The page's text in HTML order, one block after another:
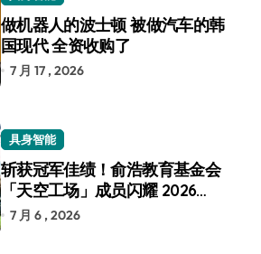
做机器人的波士顿 被做汽车的韩
国现代 全资收购了
7 月 17 , 2026
具身智能
斩获冠军佳绩！俞浩教育基金会
「天空工场」成员闪耀 2026
RoboCup 机器人世界杯
7 月 6 , 2026